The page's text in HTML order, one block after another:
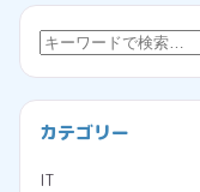
検
索:
カテゴリー
IT